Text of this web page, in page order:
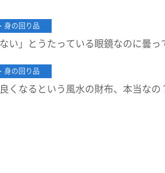
身の回り品
ない」とうたっている眼鏡なのに曇
身の回り品
くなるという風水の財布、本当なの